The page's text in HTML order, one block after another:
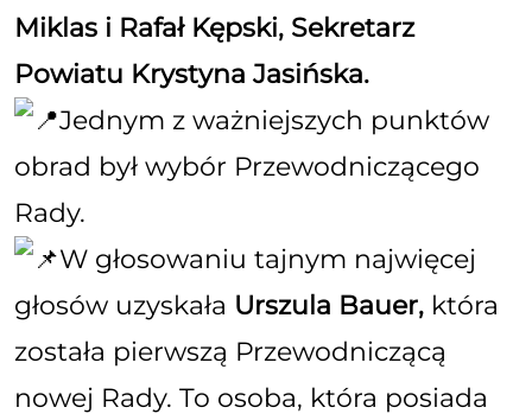
Miklas i Rafał Kępski, Sekretarz
Powiatu Krystyna Jasińska.
Jednym z ważniejszych punktów
obrad był wybór Przewodniczącego
Rady.
W głosowaniu tajnym najwięcej
głosów uzyskała Urszula Bauer, która
została pierwszą Przewodniczącą
nowej Rady. To osoba, która posiada